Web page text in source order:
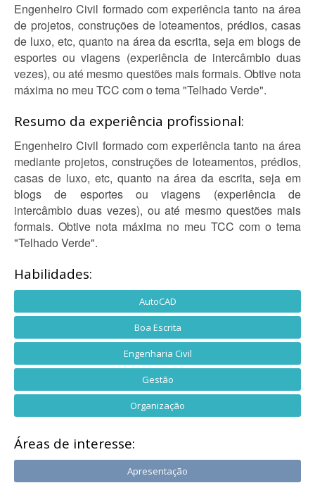
Engenheiro Civil formado com experiência tanto na área
de projetos, construções de loteamentos, prédios, casas
de luxo, etc, quanto na área da escrita, seja em blogs de
esportes ou viagens (experiência de intercâmbio duas
vezes), ou até mesmo questões mais formais. Obtive nota
máxima no meu TCC com o tema "Telhado Verde".
Resumo da experiência profissional:
Engenheiro Civil formado com experiência tanto na área
mediante projetos, construções de loteamentos, prédios,
casas de luxo, etc, quanto na área da escrita, seja em
blogs de esportes ou viagens (experiência de
intercâmbio duas vezes), ou até mesmo questões mais
formais. Obtive nota máxima no meu TCC com o tema
"Telhado Verde".
Habilidades:
AutoCAD
Boa Escrita
Engenharia Civil
Gestão
Organização
Áreas de interesse:
Apresentação